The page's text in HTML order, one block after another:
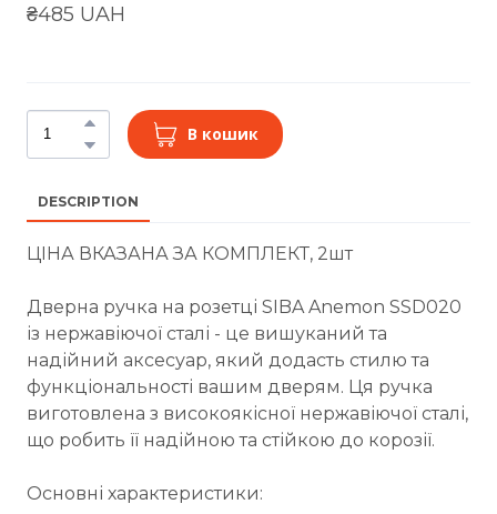
₴485 UAH
В кошик
DESCRIPTION
ЦІНА ВКАЗАНА ЗА КОМПЛЕКТ, 2шт
Дверна ручка на розетці SIBA Anemon SSD020
із нержавіючої сталі - це вишуканий та
надійний аксесуар, який додасть стилю та
функціональності вашим дверям. Ця ручка
виготовлена з високоякісної нержавіючої сталі,
що робить її надійною та стійкою до корозії.
Основні характеристики: